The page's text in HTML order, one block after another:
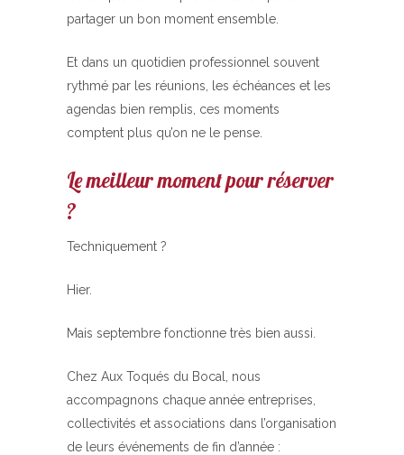
partager un bon moment ensemble.
Et dans un quotidien professionnel souvent
rythmé par les réunions, les échéances et les
agendas bien remplis, ces moments
comptent plus qu’on ne le pense.
Le meilleur moment pour réserver
?
Techniquement ?
Hier.
Mais septembre fonctionne très bien aussi.
Chez Aux Toqués du Bocal, nous
accompagnons chaque année entreprises,
collectivités et associations dans l’organisation
de leurs événements de fin d’année :